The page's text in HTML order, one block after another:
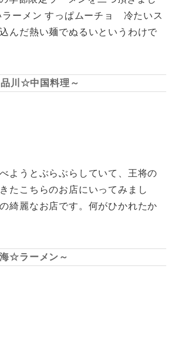
ラーメン すっぱムーチョ 冷たいス
んだ熱い麺でぬるいというわけで
川☆中国料理～
ようとぶらぶらしていて、王将の
たこちらのお店にいってみまし
綺麗なお店です。何がひかれたか
☆ラーメン～